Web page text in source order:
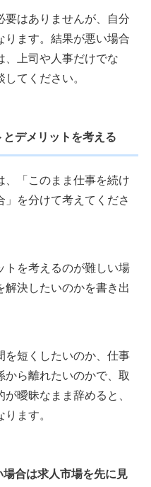
要はありませんが、自分
ります。結果が悪い場合
、上司や人事だけでな
てください。
デメリットを考える
、「このまま仕事を続け
」を分けて考えてくださ
トを考えるのが難しい場
解決したいのかを書き出
を短くしたいのか、仕事
から離れたいのかで、取
曖昧なまま辞めると、
ます。
合は求人市場を先に見